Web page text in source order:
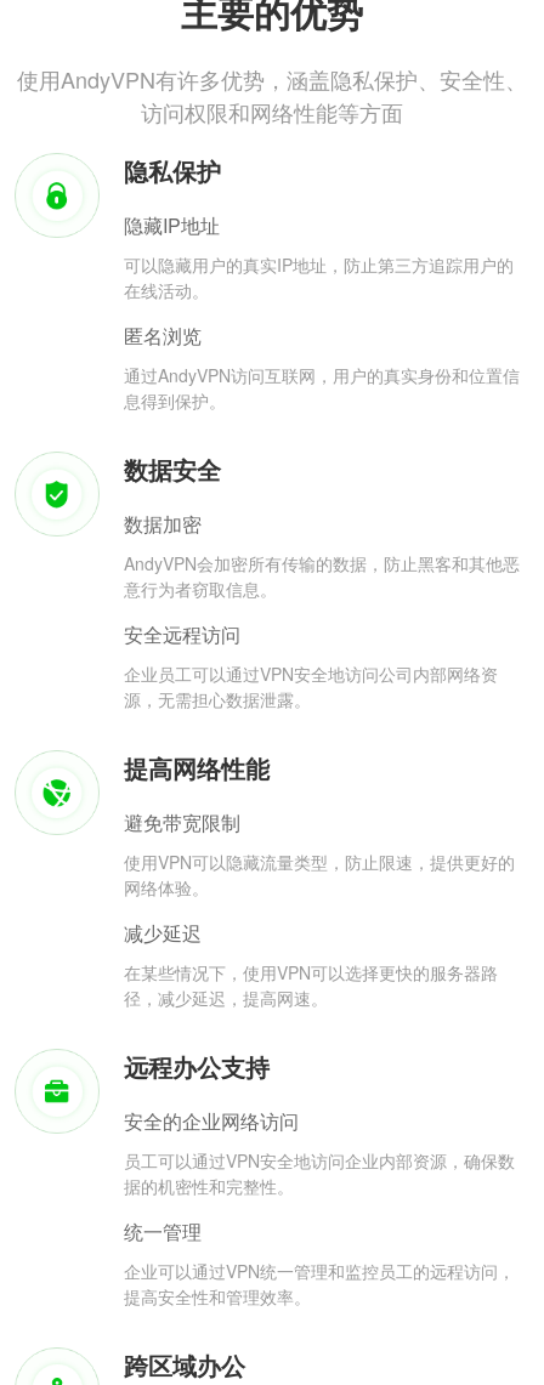
主要的优势
使用AndyVPN有许多优势，涵盖隐私保护、安全性、
访问权限和网络性能等方面
隐私保护
隐藏IP地址
可以隐藏用户的真实IP地址，防止第三方追踪用户的
在线活动。
匿名浏览
通过AndyVPN访问互联网，用户的真实身份和位置信
息得到保护。
数据安全
数据加密
AndyVPN会加密所有传输的数据，防止黑客和其他恶
意行为者窃取信息。
安全远程访问
企业员工可以通过VPN安全地访问公司内部网络资
源，无需担心数据泄露。
提高网络性能
避免带宽限制
使用VPN可以隐藏流量类型，防止限速，提供更好的
网络体验。
减少延迟
在某些情况下，使用VPN可以选择更快的服务器路
径，减少延迟，提高网速。
远程办公支持
安全的企业网络访问
员工可以通过VPN安全地访问企业内部资源，确保数
据的机密性和完整性。
统一管理
企业可以通过VPN统一管理和监控员工的远程访问，
提高安全性和管理效率。
跨区域办公